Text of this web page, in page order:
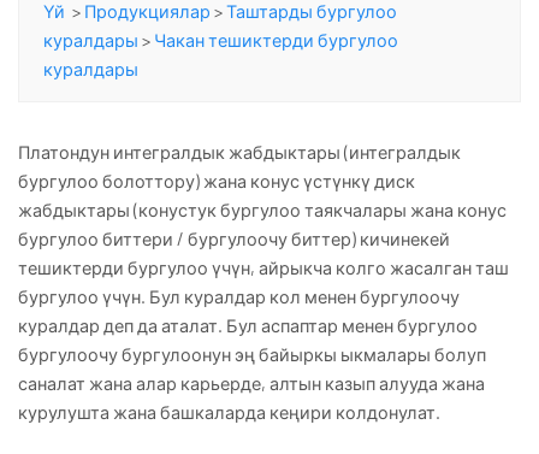
Үй > Продукциялар >Таштарды бургулоо
куралдары > Чакан тешиктерди бургулоо
куралдары
Платондун интегралдык жабдыктары (интегралдык
бургулоо болоттору) жана конус үстүнкү диск
жабдыктары (конустук бургулоо таякчалары жана конус
бургулоо биттери / бургулоочу биттер) кичинекей
тешиктерди бургулоо үчүн, айрыкча колго жасалган таш
бургулоо үчүн. Бул куралдар кол менен бургулоочу
куралдар деп да аталат. Бул аспаптар менен бургулоо
бургулоочу бургулоонун эң байыркы ыкмалары болуп
саналат жана алар карьерде, алтын казып алууда жана
курулушта жана башкаларда кеңири колдонулат.